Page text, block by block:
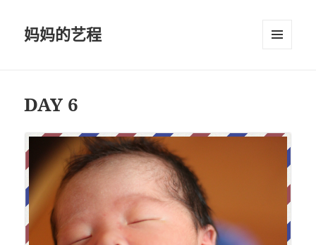
妈妈的艺程
DAY 6